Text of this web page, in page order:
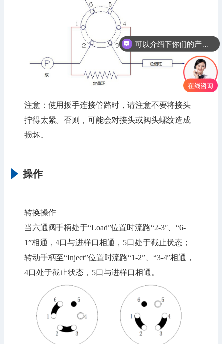
注意：使用扳手连接管路时，请注意不要将接头
拧得太紧。否则，可能会对接头或阀头螺纹造成
损坏。
操作
转换操作
当六通阀手柄处于“Load”位置时流路“2-3”、“6-
1”相通，4口与进样口相通，5口处于截止状态；
转动手柄至“Inject”位置时流路“1-2”、“3-4”相通，
4口处于截止状态，5口与进样口相通。
可以介绍下你们的产品么